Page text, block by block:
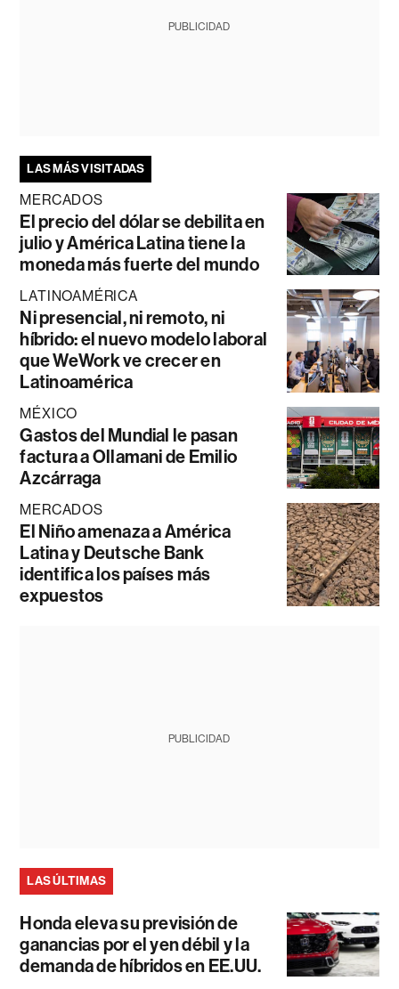
PUBLICIDAD
LAS MÁS VISITADAS
MERCADOS
El precio del dólar se debilita en
julio y América Latina tiene la
moneda más fuerte del mundo
LATINOAMÉRICA
Ni presencial, ni remoto, ni
híbrido: el nuevo modelo laboral
que WeWork ve crecer en
Latinoamérica
MÉXICO
Gastos del Mundial le pasan
factura a Ollamani de Emilio
Azcárraga
MERCADOS
El Niño amenaza a América
Latina y Deutsche Bank
identifica los países más
expuestos
PUBLICIDAD
LAS ÚLTIMAS
Honda eleva su previsión de
ganancias por el yen débil y la
demanda de híbridos en EE.UU.